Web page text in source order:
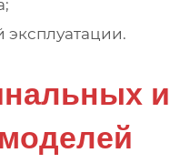
эксплуатации.